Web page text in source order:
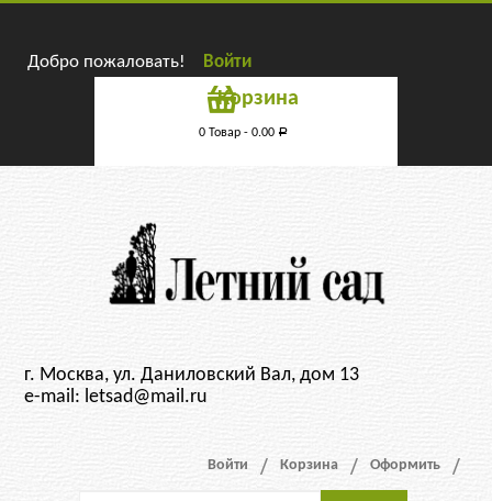
Добро пожаловать! Войти
Корзина
0 Товар - 0.00 Р
г. Москва, ул. Даниловский Вал, дом 13
e-mail: letsad@mail.ru
Войти Корзина Оформить